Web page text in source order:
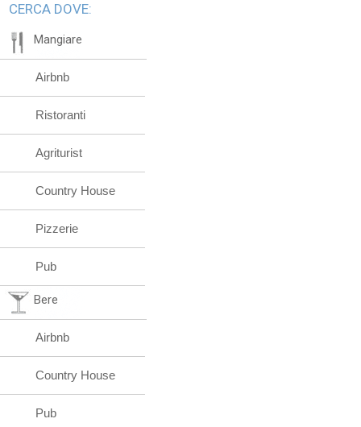
CERCA DOVE:
Mangiare
Airbnb
Ristoranti
Agriturist
Country House
Pizzerie
Pub
Bere
Airbnb
Country House
Pub